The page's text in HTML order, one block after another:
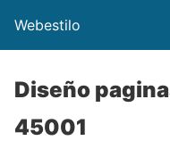
Webestilo
Diseño
45001